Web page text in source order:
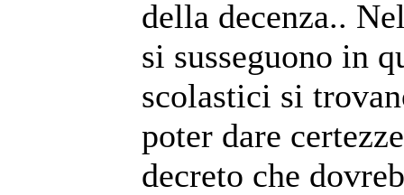
della decenza..
si susseguono in
scolastici si
poter dare
decreto che